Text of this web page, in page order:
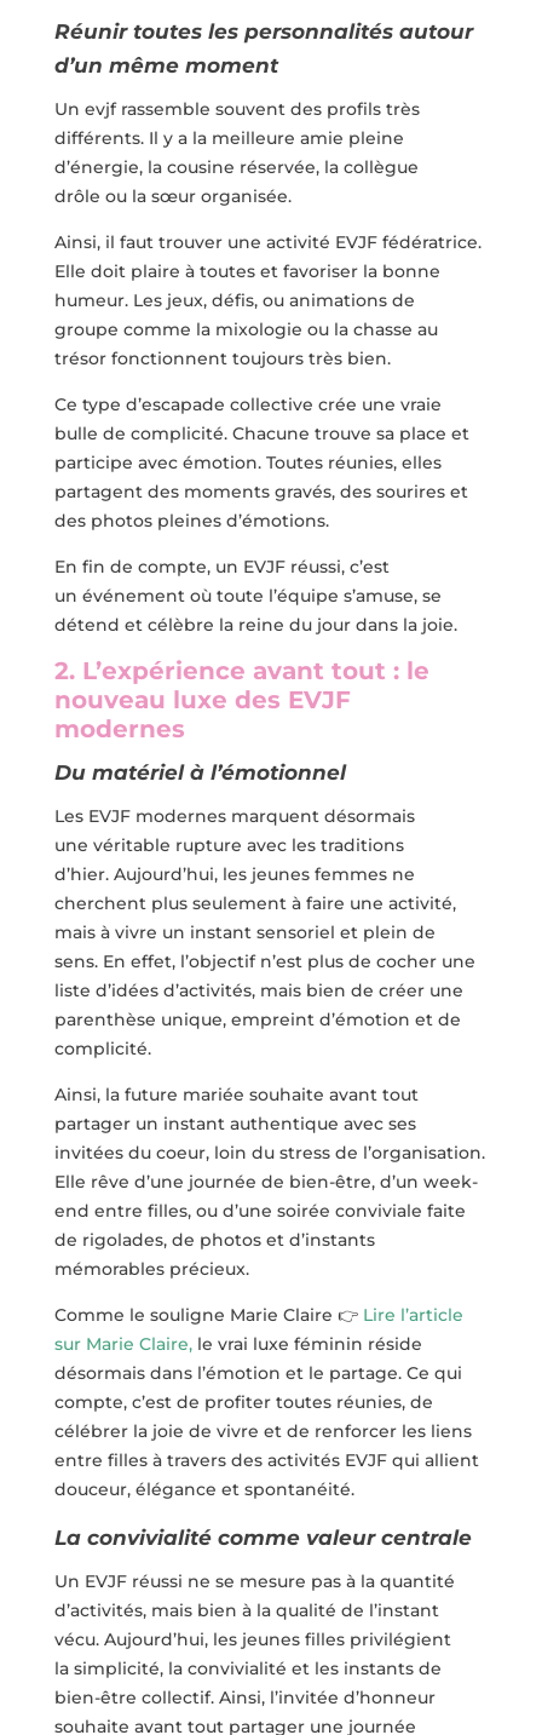
Réunir toutes les personnalités autour
d’un même moment
Un evjf rassemble souvent des profils très
différents. Il y a la meilleure amie pleine
d’énergie, la cousine réservée, la collègue
drôle ou la sœur organisée.
Ainsi, il faut trouver une activité EVJF fédératrice.
Elle doit plaire à toutes et favoriser la bonne
humeur. Les jeux, défis, ou animations de
groupe comme la mixologie ou la chasse au
trésor fonctionnent toujours très bien.
Ce type d’escapade collective crée une vraie
bulle de complicité. Chacune trouve sa place et
participe avec émotion. Toutes réunies, elles
partagent des moments gravés, des sourires et
des photos pleines d’émotions.
En fin de compte, un EVJF réussi, c’est
un événement où toute l’équipe s’amuse, se
détend et célèbre la reine du jour dans la joie.
2. L’expérience avant tout : le
nouveau luxe des EVJF
modernes
Du matériel à l’émotionnel
Les EVJF modernes marquent désormais
une véritable rupture avec les traditions
d’hier. Aujourd’hui, les jeunes femmes ne
cherchent plus seulement à faire une activité,
mais à vivre un instant sensoriel et plein de
sens. En effet, l’objectif n’est plus de cocher une
liste d’idées d’activités, mais bien de créer une
parenthèse unique, empreint d’émotion et de
complicité.
Ainsi, la future mariée souhaite avant tout
partager un instant authentique avec ses
invitées du coeur, loin du stress de l’organisation.
Elle rêve d’une journée de bien-être, d’un week-
end entre filles, ou d’une soirée conviviale faite
de rigolades, de photos et d’instants
mémorables précieux.
Comme le souligne Marie Claire 👉 Lire l’article
sur Marie Claire, le vrai luxe féminin réside
désormais dans l’émotion et le partage. Ce qui
compte, c’est de profiter toutes réunies, de
célébrer la joie de vivre et de renforcer les liens
entre filles à travers des activités EVJF qui allient
douceur, élégance et spontanéité.
La convivialité comme valeur centrale
Un EVJF réussi ne se mesure pas à la quantité
d’activités, mais bien à la qualité de l’instant
vécu. Aujourd’hui, les jeunes filles privilégient
la simplicité, la convivialité et les instants de
bien-être collectif. Ainsi, l’invitée d’honneur
souhaite avant tout partager une journée